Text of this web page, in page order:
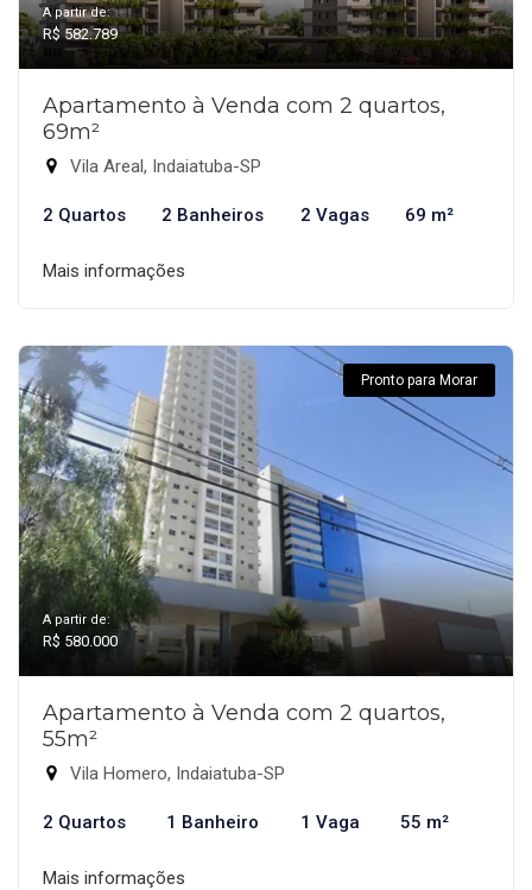
A partir de:
R$ 582.789
Apartamento à Venda com 2 quartos,
69m²
Vila Areal, Indaiatuba-SP
2 Quartos 2 Banheiros 2 Vagas 69 m²
Mais informações
Pronto para Morar
A partir de:
R$ 580.000
Apartamento à Venda com 2 quartos,
55m²
Vila Homero, Indaiatuba-SP
2 Quartos 1 Banheiro 1 Vaga 55 m²
Mais informações